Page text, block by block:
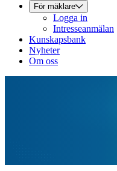
För mäklare
Logga in
Intresseanmälan
Kunskapsbank
Nyheter
Om oss